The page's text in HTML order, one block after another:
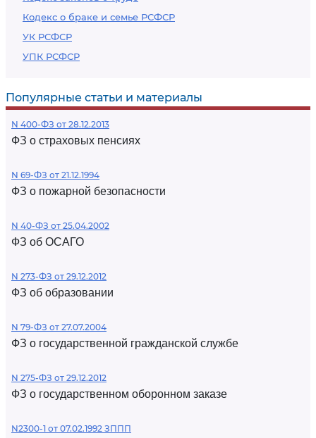
Кодекс о браке и семье РСФСР
УК РСФСР
УПК РСФСР
Популярные статьи и материалы
N 400-ФЗ от 28.12.2013
ФЗ о страховых пенсиях
N 69-ФЗ от 21.12.1994
ФЗ о пожарной безопасности
N 40-ФЗ от 25.04.2002
ФЗ об ОСАГО
N 273-ФЗ от 29.12.2012
ФЗ об образовании
N 79-ФЗ от 27.07.2004
ФЗ о государственной гражданской службе
N 275-ФЗ от 29.12.2012
ФЗ о государственном оборонном заказе
N2300-1 от 07.02.1992 ЗППП